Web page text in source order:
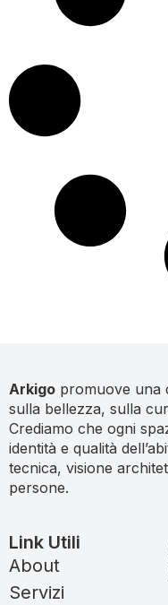
Arkigo promuove una
sulla bellezza, sulla
Crediamo che ogni
identità e qualità
tecnica, visione
persone.
Link Utili
About
Servizi